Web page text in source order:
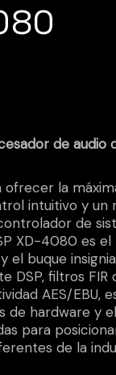
de audio
ofrecer la
intuitivo y un
de
XD-4080 es
el buque
DSP, filtros FIR
AES/EBU,
de hardware y
para
de la